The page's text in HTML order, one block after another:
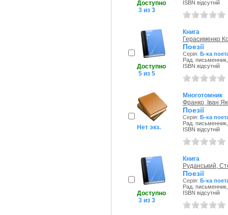
Доступно
3 из 3
ISBN відсутній
Доступно
5 из 5
Книга
Герасименко
Поезії
Серія: Б-ка
Рад.
ISBN відсутній
Нет экз.
Многотомник
Франко, Іван
Поезії
Серія: Б-ка
Рад.
ISBN відсутній
Доступно
3 из 3
Книга
Руданський,
Поезії
Серія: Б-ка
Рад.
ISBN відсутній